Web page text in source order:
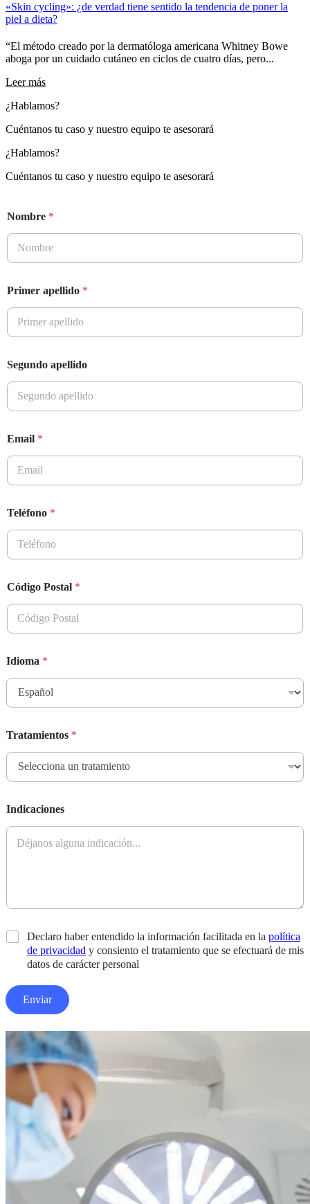
«Skin cycling»: ¿de verdad tiene sentido la tendencia de poner la
piel a dieta?
“El método creado por la dermatóloga americana Whitney Bowe
aboga por un cuidado cutáneo en ciclos de cuatro días, pero...
Leer más
¿Hablamos?
Cuéntanos tu caso y nuestro equipo te asesorará
¿Hablamos?
Cuéntanos tu caso y nuestro equipo te asesorará
Nombre *
Primer apellido *
Segundo apellido
Email *
Teléfono *
Código Postal *
Idioma *
Tratamientos *
Indicaciones
C
l
a
d
e
v
r
f
Declaro haber entendido la información facilitada en la política
de privacidad y consiento el tratamiento que se efectuará de mis
datos de carácter personal
Enviar